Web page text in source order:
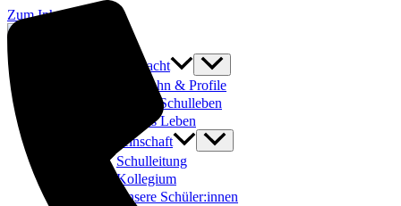
Zum Inhalt springen
Was uns ausmacht
Laufbahn & Profile
Buntes Schulleben
Fit fürs Leben
Schulgemeinschaft
Schulleitung
Kollegium
Unsere Schüler:innen